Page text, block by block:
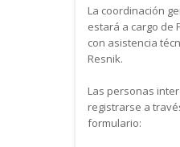
La coordinación
estará a cargo de
con asistencia
Resnik.
Las personas
registrarse a
formulario: